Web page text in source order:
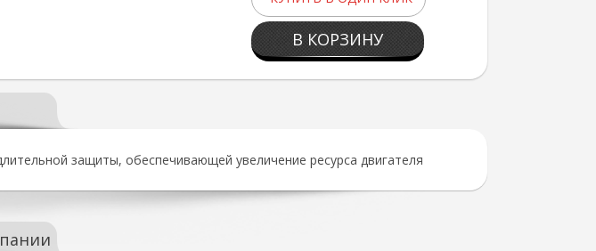
В КОРЗИНУ
защиты, обеспечивающей увеличение ресурса двигателя